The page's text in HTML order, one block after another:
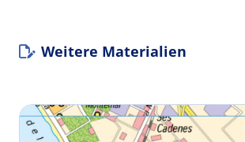
Weitere Materialien